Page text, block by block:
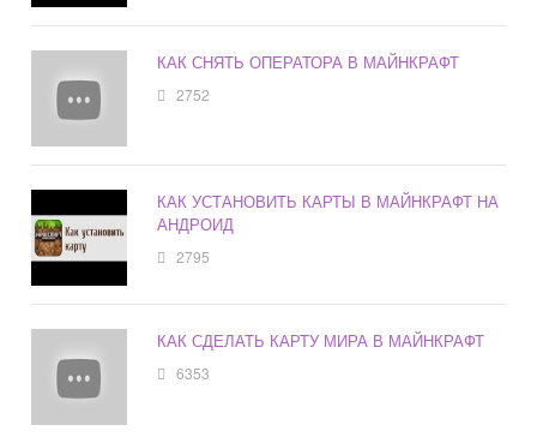
КАК СНЯТЬ ОПЕРАТОРА В МАЙНКРАФТ
2752
КАК УСТАНОВИТЬ КАРТЫ В МАЙНКРАФТ НА
АНДРОИД
2795
КАК СДЕЛАТЬ КАРТУ МИРА В МАЙНКРАФТ
6353